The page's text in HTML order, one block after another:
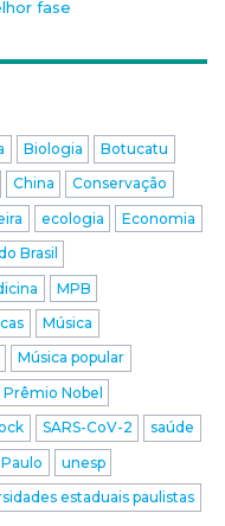
fase
Biologia
Botucatu
China
Conservação
ecologia
Economia
Brasil
MPB
Música
Música popular
Prêmio Nobel
SARS-CoV-2
saúde
unesp
estaduais paulistas